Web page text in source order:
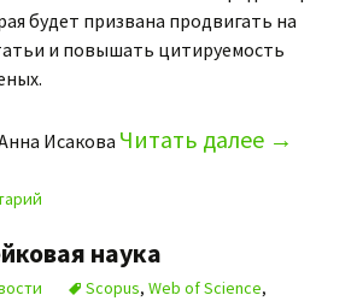
будет призвана продвигать на
и повышать цитируемость
Исакова Читать далее →
наука
Scopus, Web of Science,